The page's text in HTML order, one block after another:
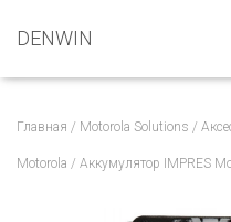
DENWIN
Главная / Motorola Solutions /
Motorola / Аккумулятор IMPRES